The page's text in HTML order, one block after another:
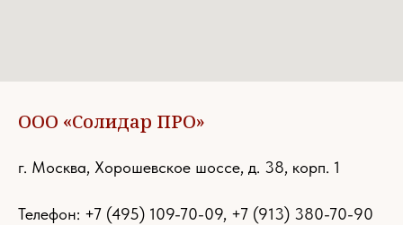
ООО «Солидар ПРО»
г. Москва, Хорошевское шоссе, д. 38, корп. 1
Телефон: +7 (495) 109-70-09, +7 (913) 380-70-90